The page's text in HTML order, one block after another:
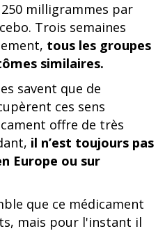
milligrammes par
Trois semaines
tous les groupes
similaires.
savent que de
ces sens
offre de très
il n’est toujours pas
Europe ou sur
que ce médicament
mais pour l'instant il